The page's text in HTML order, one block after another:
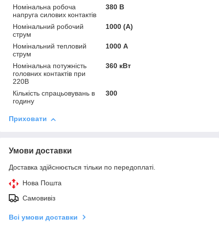
Номінальна робоча
напруга силових контактів
380 В
Номінальний робочий
струм
1000 (А)
Номінальний тепловий
струм
1000 А
Номінальна потужність
головних контактів при
220В
360 кВт
Кількість спрацьовувань в
годину
300
Приховати
Умови доставки
Доставка здійснюється тільки по передоплаті.
Нова Пошта
Самовивіз
Всі умови доставки